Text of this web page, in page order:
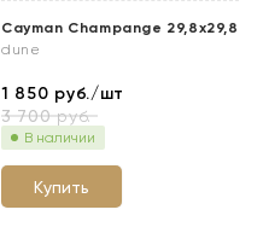
Cayman Champange 29,8x29,8
dune
1 850 руб./шт
3 700руб.
В наличии
Купить